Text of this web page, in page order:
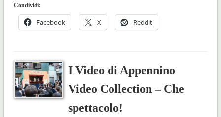
Condividi:
Facebook X Reddit
I Video di Appennino
Video Collection – Che
spettacolo!